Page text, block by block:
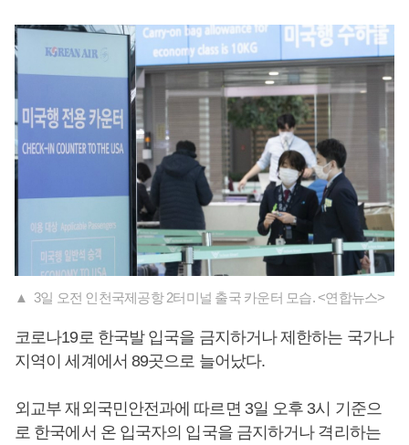
▲ 3일 오전 인천국제공항 2터미널 출국 카운터 모습. <연합뉴스>
코로나19로 한국발 입국을 금지하거나 제한하는 국가나
지역이 세계에서 89곳으로 늘어났다.
외교부 재외국민안전과에 따르면 3일 오후 3시 기준으
로 한국에서 온 입국자의 입국을 금지하거나 격리하는